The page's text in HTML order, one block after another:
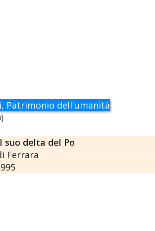
Patrimonio dell'umanità
)
suo delta del Po
Ferrara